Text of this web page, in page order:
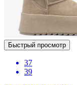
Быстрый просмотр
37
39